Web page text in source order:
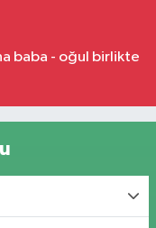
baba - oğul birlikte